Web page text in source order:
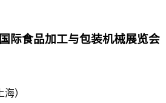
际食品加工与包装机械展览会
）